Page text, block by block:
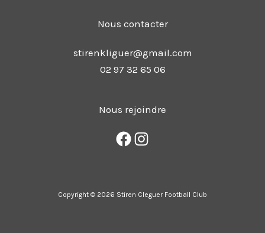
Nous contacter
stirenkliguer@gmail.com
02 97 32 65 06
Nous rejoindre
Copyright © 2026 Stiren Cleguer Football Club